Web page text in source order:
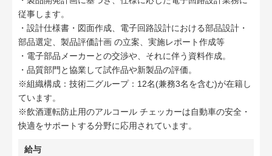
従事します。
・設計仕様書・図面作成、電子回路設計における部品設計・
部品選定、製品評価計画 の立案、実施レポート作成等
・電子部品メーカーとの交渉や、それに伴う資料作成。
・品質部門と協業して試作品や新製品の評価。
※組織構成：技術二グループ：12名(兼務3名を含む)が在籍し
ています。
※飲酒運転防止用のアルコール チェッカーは自動車の安全・
快適をサポートする分野に応用されています。
給与